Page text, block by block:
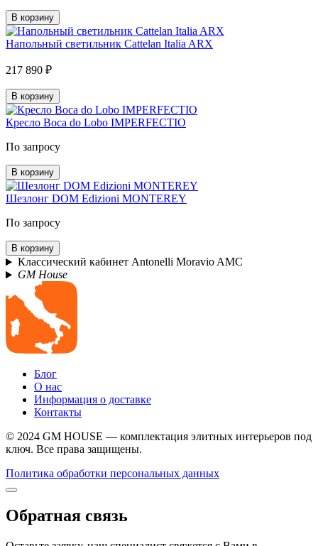
В корзину
Напольный светильник Cattelan Italia ARX
217 890 ₽
В корзину
Кресло Boca do Lobo IMPERFECTIO
По запросу
В корзину
Шезлонг DOM Edizioni MONTEREY
По запросу
В корзину
Классический кабинет Antonelli Moravio AMC
GM House
Блог
О нас
Информация о доставке
Контакты
© 2024 GM HOUSE — комплектация элитных интерьеров под
ключ. Все права защищены.
Политика обработки персональных данных
Обратная связь